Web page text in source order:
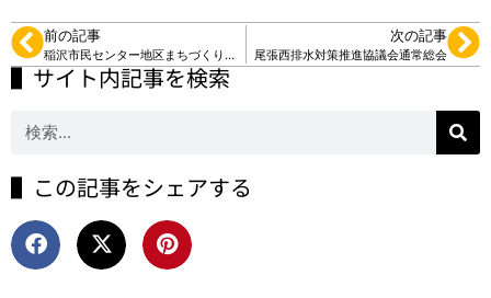
前の記事
稲沢市民センター地区まちづくり推進協議会➕西中学校後援会
次の記事
尾張西排水対策推進協議会通常総会
▌サイト内記事を検索
▌この記事をシェアする